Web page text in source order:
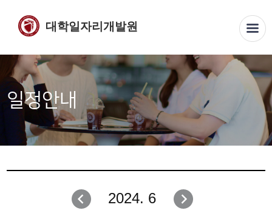
대학일자리개발원
일정안내
2024. 6